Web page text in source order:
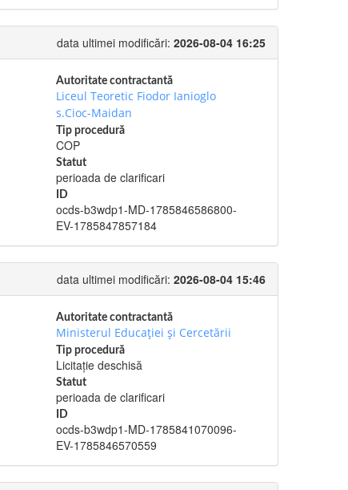
data ultimei modificări: 2026-08-04 16:25
Autoritate contractantă
Liceul Teoretic Fiodor Ianioglo
s.Cioc-Maidan
Tip procedură
COP
Statut
perioada de clarificari
ID
ocds-b3wdp1-MD-1785846586800-
EV-1785847857184
data ultimei modificări: 2026-08-04 15:46
Autoritate contractantă
Ministerul Educației și Cercetării
Tip procedură
Licitație deschisă
Statut
perioada de clarificari
ID
ocds-b3wdp1-MD-1785841070096-
EV-1785846570559